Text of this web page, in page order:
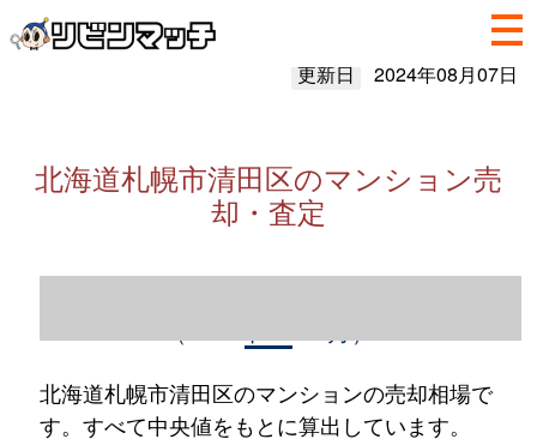
更新日 2024年08月07日
北海道札幌市清田区のマンション売
却・査定
北海道札幌市清田区のマンションの売却相場で
す。すべて中央値をもとに算出しています。